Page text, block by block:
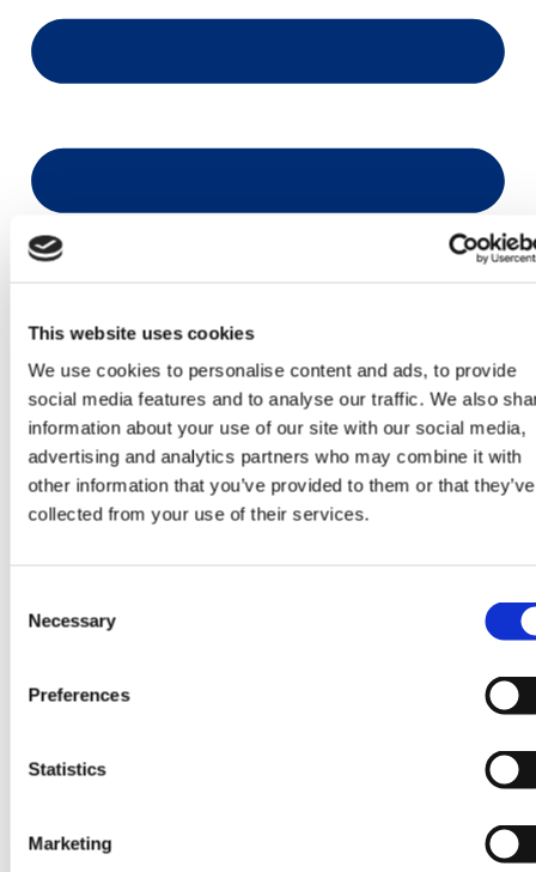
This website uses cookies
We use cookies to personalise content and ads, to provide
social media features and to analyse our traffic. We also
information about your use of our site with our social media,
advertising and analytics partners who may combine it with
other information that you’ve provided to them or that they’ve
collected from your use of their services.
Selection
Necessary
Preferences
Statistics
Marketing
Termékek